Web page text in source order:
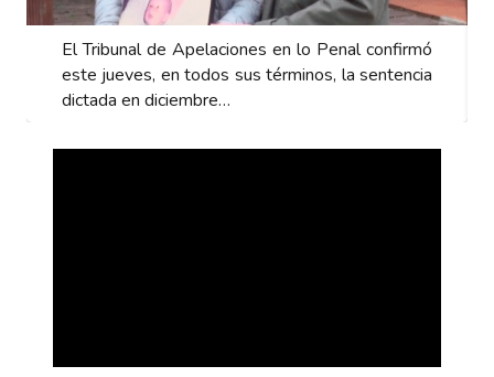
El Tribunal de Apelaciones en lo Penal confirmó
este jueves, en todos sus términos, la sentencia
dictada en diciembre…